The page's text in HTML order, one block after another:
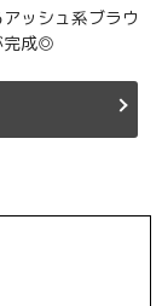
ッシュ系ブラウ
完成◎